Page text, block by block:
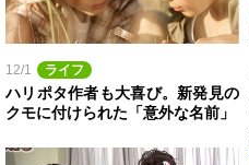
12/1 ライフ
ハリポタ作者も大喜び。新発見の
クモに付けられた「意外な名前」